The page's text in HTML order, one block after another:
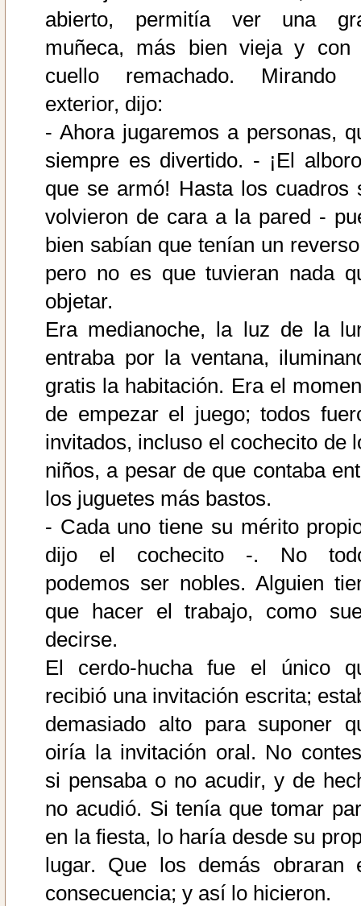
abierto, permitía ver una
muñeca, más bien vieja y con
cuello remachado. Mirando
exterior, dijo:
- Ahora jugaremos a personas,
siempre es divertido. - ¡El
que se armó! Hasta los cuadros
volvieron de cara a la pared -
bien sabían que tenían un
pero no es que tuvieran nada
objetar.
Era medianoche, la luz de la
entraba por la ventana,
gratis la habitación. Era el
de empezar el juego; todos
invitados, incluso el cochecito de
niños, a pesar de que contaba
los juguetes más bastos.
- Cada uno tiene su mérito
dijo el cochecito -. No
podemos ser nobles. Alguien
que hacer el trabajo, como
decirse.
El cerdo-hucha fue el único
recibió una invitación escrita;
demasiado alto para suponer
oiría la invitación oral. No
si pensaba o no acudir, y de
no acudió. Si tenía que tomar
en la fiesta, lo haría desde su
lugar. Que los demás obraran
consecuencia; y así lo hicieron.